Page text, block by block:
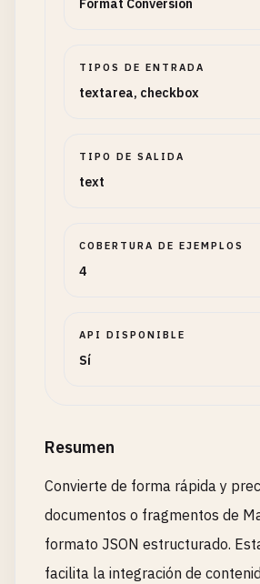
Format Conversion
TIPOS DE ENTRADA
textarea, checkbox
TIPO DE SALIDA
text
COBERTURA DE EJEMPLOS
4
API DISPONIBLE
Sí
Resumen
Convierte de forma rápida y
documentos o fragmentos de
formato JSON estructurado.
facilita la integración de